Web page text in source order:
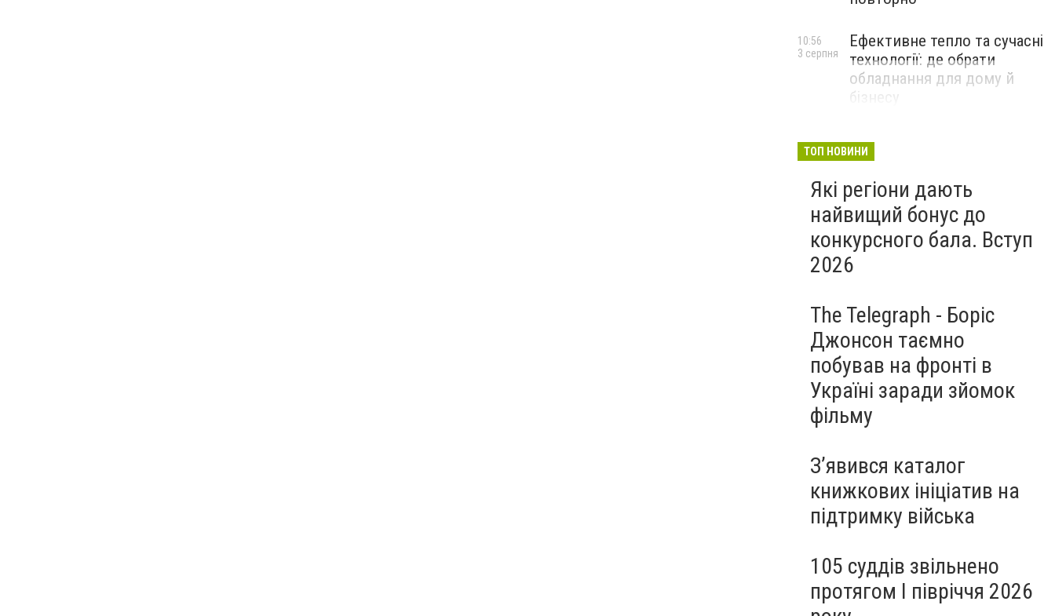
Ефективне тепло та сучасні
технології: де обрати
обладнання для дому й
бізнесу
10:56
3 серпня
ТОП НОВИНИ
Які регіони дають
найвищий бонус до
конкурсного бала. Вступ
2026
The Telegraph - Боріс
Джонсон таємно
побував на фронті в
Україні заради зйомок
фільму
З’явився каталог
книжкових ініціатив на
підтримку війська
105 суддів звільнено
протягом I півріччя 2026